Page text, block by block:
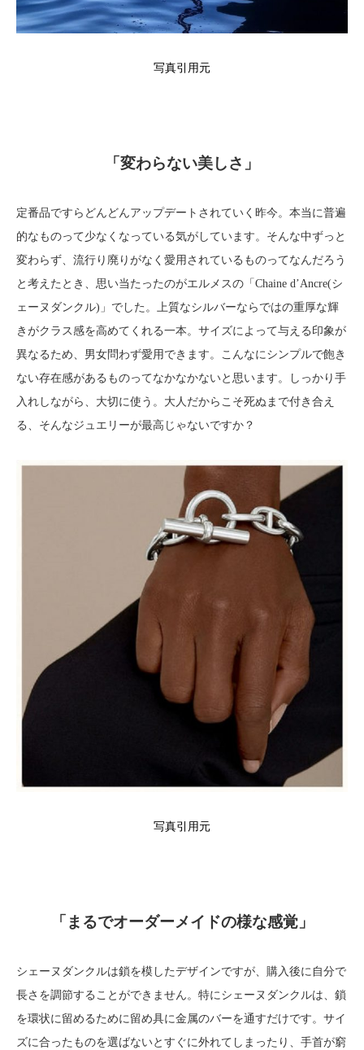
写真引用元
「変わらない美しさ」
定番品ですらどんどんアップデートされていく昨今。本当に普遍
的なものって少なくなっている気がしています。そんな中ずっと
変わらず、流行り廃りがなく愛用されているものってなんだろう
と考えたとき、思い当たったのがエルメスの「Chaine d’Ancre(シ
ェーヌダンクル)」でした。上質なシルバーならではの重厚な輝
きがクラス感を高めてくれる一本。サイズによって与える印象が
異なるため、男女問わず愛用できます。こんなにシンプルで飽き
ない存在感があるものってなかなかないと思います。しっかり手
入れしながら、大切に使う。大人だからこそ死ぬまで付き合え
る、そんなジュエリーが最高じゃないですか？
写真引用元
「まるでオーダーメイドの様な感覚」
シェーヌダンクルは鎖を模したデザインですが、購入後に自分で
長さを調節することができません。特にシェーヌダンクルは、鎖
を環状に留めるために留め具に金属のバーを通すだけです。サイ
ズに合ったものを選ばないとすぐに外れてしまったり、手首が窮